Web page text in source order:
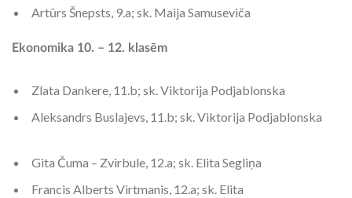
Artūrs Šnepsts, 9.a; sk. Maija Samuseviča
Ekonomika 10. – 12. klasēm
Zlata Dankere, 11.b; sk. Viktorija Podjablonska
Aleksandrs Buslajevs, 11.b; sk. Viktorija Podjablonska
Gita Čuma – Zvirbule, 12.a; sk. Elita Segliņa
Francis Alberts Virtmanis, 12.a; sk. Elita